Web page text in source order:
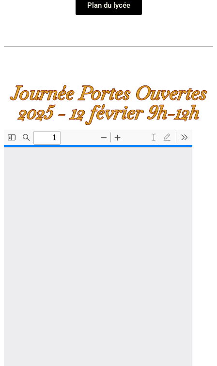
Plan du lycée
Journée Portes Ouvertes
2025 - 12 février 9h-12h